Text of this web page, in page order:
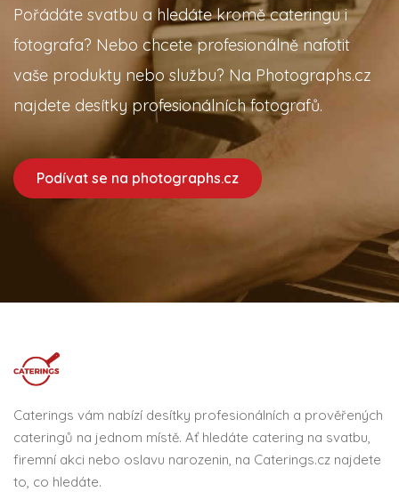
Pořádáte svatbu a hledáte kromě cateringu i
fotografa? Nebo chcete profesionálně nafotit
vaše produkty nebo službu? Na Photographs.cz
najdete desítky profesionálních fotografů.
Podívat se na photographs.cz
Caterings vám nabízí desítky profesionálních a prověřených
cateringů na jednom místě. Ať hledáte catering na svatbu,
firemní akci nebo oslavu narozenin, na Caterings.cz najdete
to, co hledáte.